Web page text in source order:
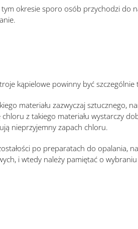
okresie sporo osób przychodzi do
kąpielowe powinny być
materiału zazwyczaj sztucznego,
z takiego materiału wystarczy
nieprzyjemny zapach chloru.
po preparatach do opalania,
i wtedy należy pamiętać o